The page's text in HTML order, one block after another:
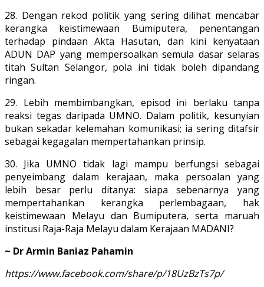
28. Dengan rekod politik yang sering dilihat mencabar
kerangka keistimewaan Bumiputera, penentangan
terhadap pindaan Akta Hasutan, dan kini kenyataan
ADUN DAP yang mempersoalkan semula dasar selaras
titah Sultan Selangor, pola ini tidak boleh dipandang
ringan.
29. Lebih membimbangkan, episod ini berlaku tanpa
reaksi tegas daripada UMNO. Dalam politik, kesunyian
bukan sekadar kelemahan komunikasi; ia sering ditafsir
sebagai kegagalan mempertahankan prinsip.
30. Jika UMNO tidak lagi mampu berfungsi sebagai
penyeimbang dalam kerajaan, maka persoalan yang
lebih besar perlu ditanya: siapa sebenarnya yang
mempertahankan kerangka perlembagaan, hak
keistimewaan Melayu dan Bumiputera, serta maruah
institusi Raja-Raja Melayu dalam Kerajaan MADANI?
~ Dr Armin Baniaz Pahamin
https://www.facebook.com/share/p/18UzBzTs7p/